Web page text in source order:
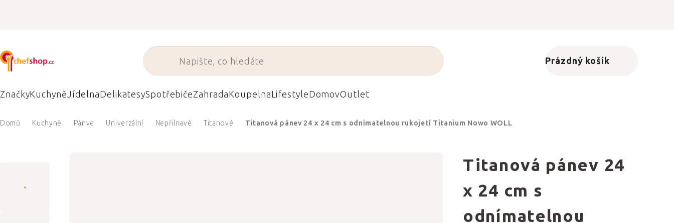
Nákupní košík
Prázdný košík
ZnačkyKuchyněJídelnaDelikatesySpotřebičeZahradaKoupelnaLifestyleDomovOutlet
Domů Kuchyně Pánve Univerzální Nepřilnavé Titanové Titanová pánev 24 x 24 cm s odnímatelnou rukojetí Titanium Nowo WOLL
Titanová pánev 24
x 24 cm s
odnímatelnou